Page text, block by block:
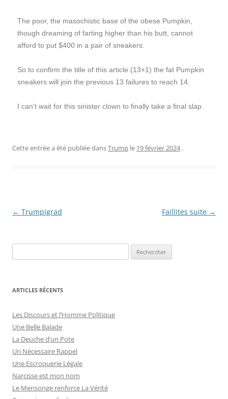
The poor, the masochistic base of the obese Pumpkin,
though dreaming of farting higher than his butt, cannot
afford to put $400 in a pair of sneakers.
So to confirm the title of this article (13+1) the fat Pumpkin
sneakers will join the previous 13 failures to reach 14.
I can’t wait for this sinister clown to finally take a final slap.
Cette entrée a été publiée dansTrump le 19 février 2024 .
Navigation
← Trumpigrad Faillites suite →
ARTICLES RÉCENTS
Les Discours et l’Homme Politique
Une Belle Balade
La Deuche d’un Pote
Un Nécessaire Rappel
Une Escroquerie Légale
Narcisse est mon nom
Le Mensonge renforce La Vérité